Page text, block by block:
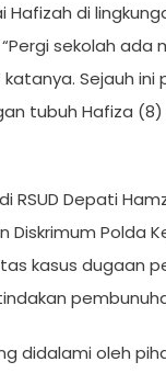
di
sekolah ada
Sejauh
tubuh Hafiza
Depati
Polda
kasus dugaan
didalami oleh